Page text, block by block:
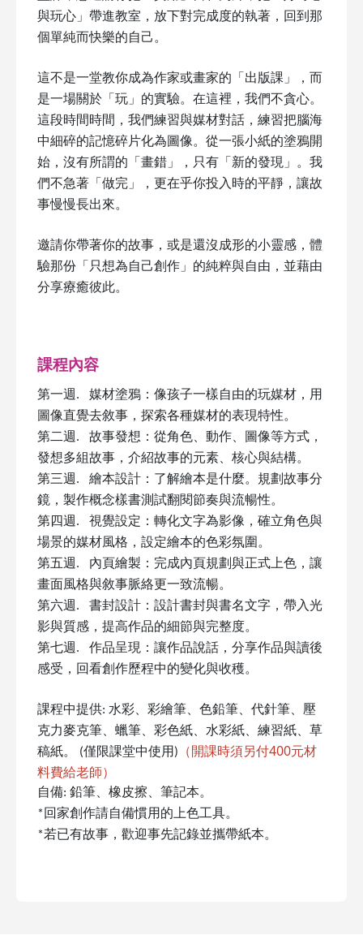
與玩心」帶進教室，放下對完成度的執著，回到那
個單純而快樂的自己。
這不是一堂教你成為作家或畫家的「出版課」，而
是一場關於「玩」的實驗。在這裡，我們不貪心。
這段時間時間，我們練習與媒材對話，練習把腦海
中細碎的記憶碎片化為圖像。從一張小紙的塗鴉開
始，沒有所謂的「畫錯」，只有「新的發現」。我
們不急著「做完」，更在乎你投入時的平靜，讓故
事慢慢長出來。
邀請你帶著你的故事，或是還沒成形的小靈感，體
驗那份「只想為自己創作」的純粹與自由，並藉由
分享療癒彼此。
課程內容
第一週. 媒材塗鴉：像孩子一樣自由的玩媒材，用
圖像直覺去敘事，探索各種媒材的表現特性。
第二週. 故事發想：從角色、動作、圖像等方式，
發想多組故事，介紹故事的元素、核心與結構。
第三週. 繪本設計：了解繪本是什麼。規劃故事分
鏡，製作概念樣書測試翻閱節奏與流暢性。
第四週. 視覺設定：轉化文字為影像，確立角色與
場景的媒材風格，設定繪本的色彩氛圍。
第五週. 內頁繪製：完成內頁規劃與正式上色，讓
畫面風格與敘事脈絡更一致流暢。
第六週. 書封設計：設計書封與書名文字，帶入光
影與質感，提高作品的細節與完整度。
第七週. 作品呈現：讓作品說話，分享作品與讀後
感受，回看創作歷程中的變化與收穫。
課程中提供: 水彩、彩繪筆、色鉛筆、代針筆、壓
克力麥克筆、蠟筆、彩色紙、水彩紙、練習紙、草
稿紙。
(僅限課堂中使用 )
（開課時須另付400元材
料費給老師）
自備: 鉛筆、橡皮擦、筆記本。
* 回家創作請自備慣用的上色工具。
*若已有故事，歡迎事先記錄並攜帶紙本。